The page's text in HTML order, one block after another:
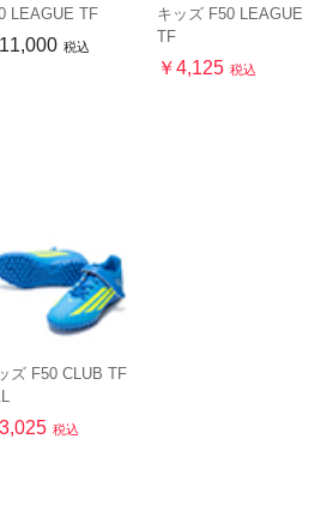
LEAGUE TF
税込
キッズ F50 LEAGUE
TF
￥4,125 税込
ズ F50 CLUB TF
税込